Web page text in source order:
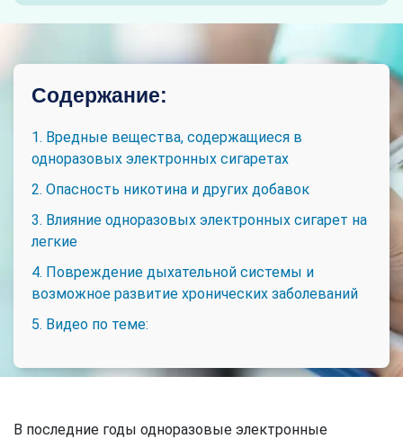
Содержание:
1. Вредные вещества, содержащиеся в
одноразовых электронных сигаретах
2. Опасность никотина и других добавок
3. Влияние одноразовых электронных сигарет на
легкие
4. Повреждение дыхательной системы и
возможное развитие хронических заболеваний
5. Видео по теме:
В последние годы одноразовые электронные